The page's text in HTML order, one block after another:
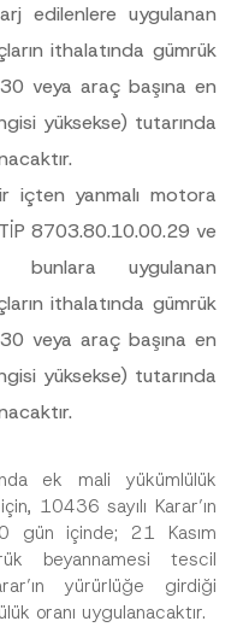
edilenlere uygulanan
ithalatında gümrük
veya araç başına en
yüksekse) tutarında
içten yanmalı motora
8703.80.10.00.29 ve
bunlara uygulanan
ithalatında gümrük
veya araç başına en
yüksekse) tutarında
ek mali yükümlülük
10436 sayılı Karar’ın
gün içinde; 21 Kasım
beyannamesi tescil
yürürlüğe girdiği
oranı uygulanacaktır.
sağlanan kişisel
ni okudum ve
aydınlatma
kişisel verilerimin